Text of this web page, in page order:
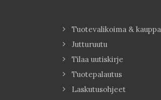
Tuotevalikoima & kauppa
Jutturuutu
Tilaa uutiskirje
Tuotepalautus
Laskutusohjeet